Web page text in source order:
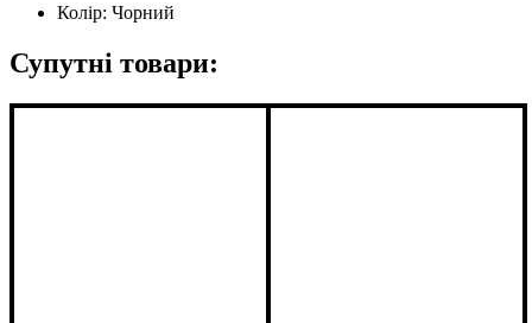
Колір: Чорний
Супутні товари: